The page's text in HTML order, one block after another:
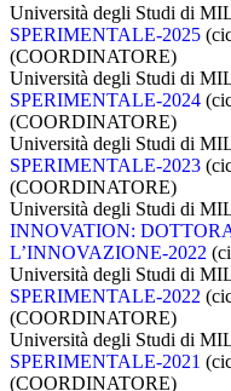
Università degli Studi di
SPERIMENTALE-2025
(COORDINATORE)
Università degli Studi di
SPERIMENTALE-2024
(COORDINATORE)
Università degli Studi di
SPERIMENTALE-2023
(COORDINATORE)
Università degli Studi di
INNOVATION:
L’INNOVAZIONE-2022
Università degli Studi di
SPERIMENTALE-2022
(COORDINATORE)
Università degli Studi di
SPERIMENTALE-2021
(COORDINATORE)